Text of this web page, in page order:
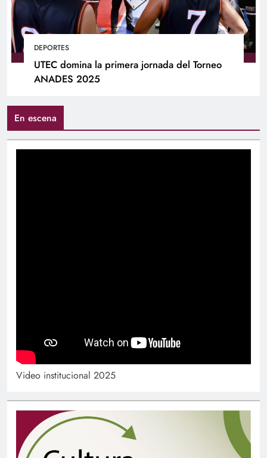
DEPORTES
UTEC domina la primera jornada del Torneo
ANADES 2025
En escena
Video institucional 2025